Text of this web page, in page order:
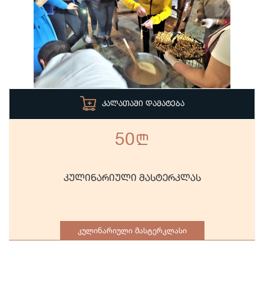
ᲙᲐᲚᲐᲗᲐᲨᲘ ᲓᲐᲛᲐᲢᲔᲑᲐ
50n
კულინარიული მასტერკლას
კულინარიული მასტერკლასი